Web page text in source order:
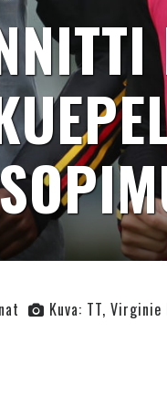
Kuva: TT, Virginie